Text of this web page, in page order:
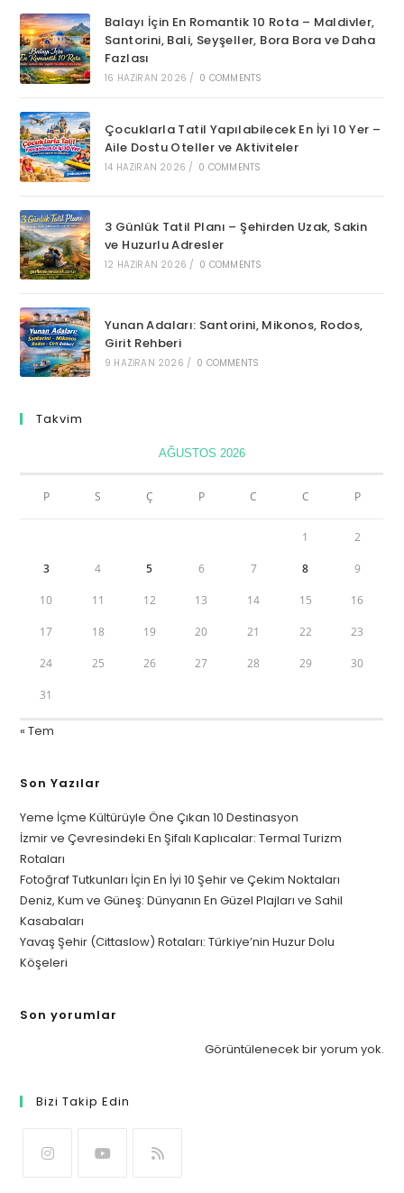
Balayı İçin En Romantik 10 Rota – Maldivler,
Santorini, Bali, Seyşeller, Bora Bora ve Daha
Fazlası
16 HAZIRAN 2026 / 0 COMMENTS
Çocuklarla Tatil Yapılabilecek En İyi 10 Yer –
Aile Dostu Oteller ve Aktiviteler
14 HAZIRAN 2026 / 0 COMMENTS
3 Günlük Tatil Planı – Şehirden Uzak, Sakin
ve Huzurlu Adresler
12 HAZIRAN 2026 / 0 COMMENTS
Yunan Adaları: Santorini, Mikonos, Rodos,
Girit Rehberi
9 HAZIRAN 2026 / 0 COMMENTS
Takvim
AĞUSTOS 2026
P S Ç P C C P
1 2
3 4 5 6 7 8 9
10 11 12 13 14 15 16
17 18 19 20 21 22 23
24 25 26 27 28 29 30
31
« Tem
Son Yazılar
Yeme İçme Kültürüyle Öne Çıkan 10 Destinasyon
İzmir ve Çevresindeki En Şifalı Kaplıcalar: Termal Turizm
Rotaları
Fotoğraf Tutkunları İçin En İyi 10 Şehir ve Çekim Noktaları
Deniz, Kum ve Güneş: Dünyanın En Güzel Plajları ve Sahil
Kasabaları
Yavaş Şehir (Cittaslow) Rotaları: Türkiye’nin Huzur Dolu
Köşeleri
Son yorumlar
Görüntülenecek bir yorum yok.
Bizi Takip Edin